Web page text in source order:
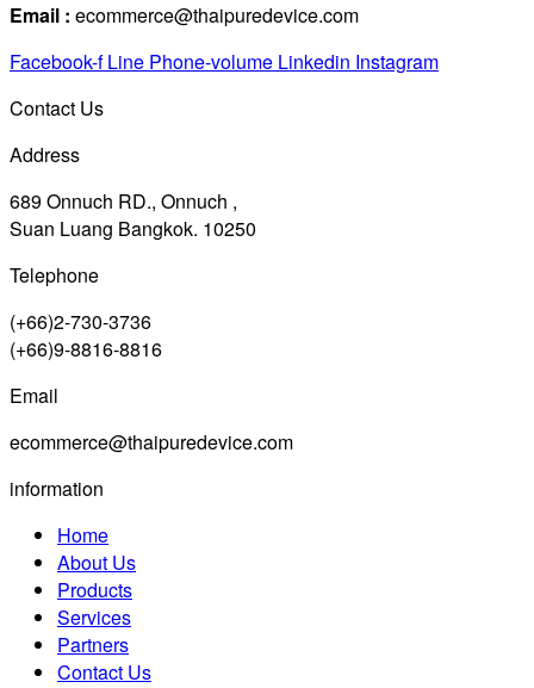
Email : ecommerce@thaipuredevice.com
Facebook-f Line Phone-volume Linkedin Instagram
Contact Us
Address
689 Onnuch RD., Onnuch ,
Suan Luang Bangkok. 10250
Telephone
(+66)2-730-3736
(+66)9-8816-8816
Email
ecommerce@thaipuredevice.com
information
Home
About Us
Products
Services
Partners
Contact Us